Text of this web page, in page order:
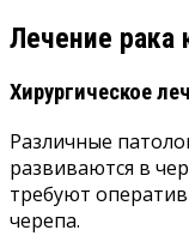
Лечение рака
Хирургическое
Различные
развиваются в
требуют
черепа.